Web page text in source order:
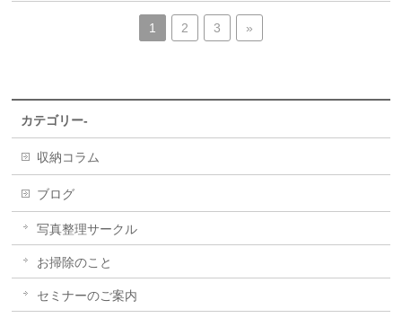
1 2 3 »
カテゴリー-
収納コラム
ブログ
写真整理サークル
お掃除のこと
セミナーのご案内